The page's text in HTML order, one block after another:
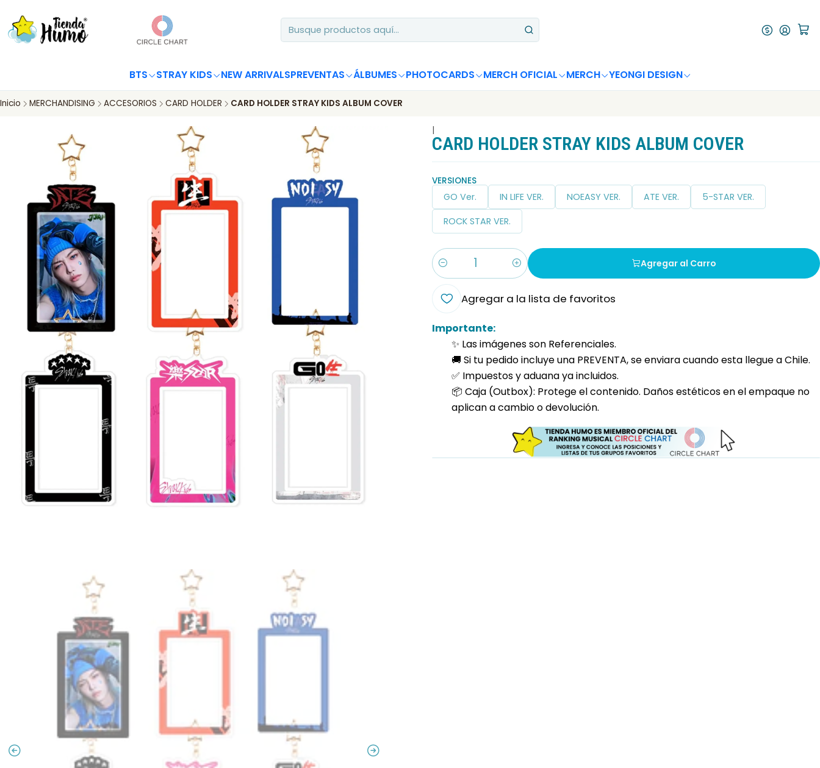
BTS STRAY KIDS NEW ARRIVALSPREVENTAS ÁLBUMES PHOTOCARDS MERCH OFICIAL MERCH YEONGI DESIGN
Inicio MERCHANDISING ACCESORIOS CARD HOLDER CARD HOLDER STRAY KIDS ALBUM COVER
|
CARD HOLDER STRAY KIDS ALBUM COVER
VERSIONES
GO Ver. IN LIFE VER. NOEASY VER. ATE VER.
5-STAR VER.
ROCK STAR VER.
Cantidad
Agregar al Carro
Agregar a la lista de favoritos
Importante:
✨ Las imágenes son Referenciales.
🚚 Si tu pedido incluye una PREVENTA, se enviara cuando esta llegue a Chile.
✅ Impuestos y aduana ya incluidos.
📦 Caja (Outbox): Protege el contenido. Daños estéticos en el empaque no
aplican a cambio o devolución.